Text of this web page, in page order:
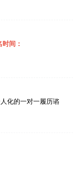
间：
化的一对一履历谘